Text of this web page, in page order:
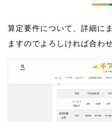
算定要件について、詳細に
ますのでよろしければ合わ